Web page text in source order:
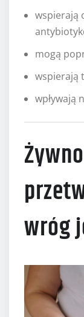
wspierają
mogą
wspierają
wpływają
wróg